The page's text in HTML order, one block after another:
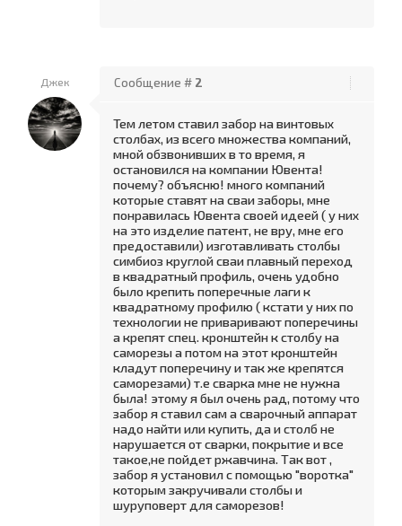
Джек Сообщение # 2
Тем летом ставил забор на винтовых
столбах, из всего множества компаний,
мной обзвонивших в то время, я
остановился на компании Ювента!
почему? объясню! много компаний
которые ставят на сваи заборы, мне
понравилась Ювента своей идеей ( у них
на это изделие патент, не вру, мне его
предоставили) изготавливать столбы
симбиоз круглой сваи плавный переход
в квадратный профиль, очень удобно
было крепить поперечные лаги к
квадратному профилю ( кстати у них по
технологии не приваривают поперечины
а крепят спец. кронштейн к столбу на
саморезы а потом на этот кронштейн
кладут поперечину и так же крепятся
саморезами) т.е сварка мне не нужна
была! этому я был очень рад, потому что
забор я ставил сам а сварочный аппарат
надо найти или купить, да и столб не
нарушается от сварки, покрытие и все
такое,не пойдет ржавчина. Так вот ,
забор я установил с помощью "воротка"
которым закручивали столбы и
шуруповерт для саморезов!